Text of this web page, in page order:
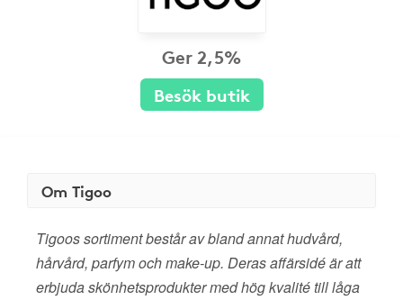
Ger 2,5%
Besök butik
Om Tigoo
Tigoos sortiment består av bland annat hudvård,
hårvård, parfym och make-up. Deras affärsidé är att
erbjuda skönhetsprodukter med hög kvalité till låga